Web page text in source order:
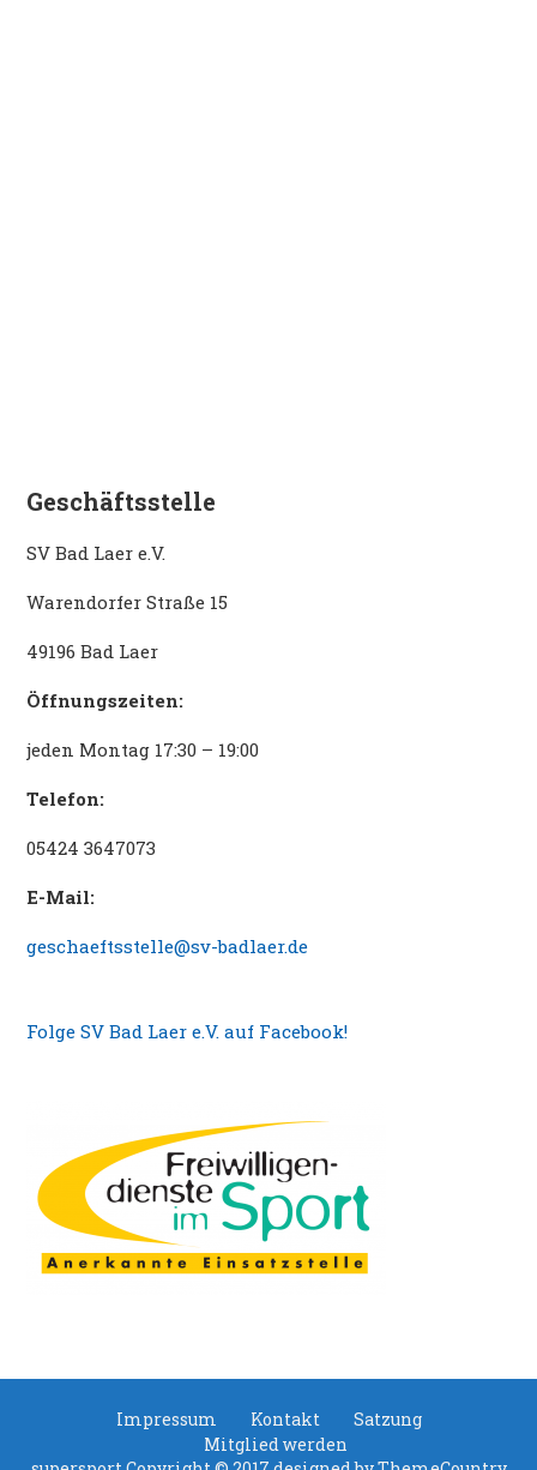
Geschäftsstelle
SV Bad Laer e.V.
Warendorfer Straße 15
49196 Bad Laer
Öffnungszeiten:
jeden Montag 17:30 – 19:00
Telefon:
05424 3647073
E-Mail:
geschaeftsstelle@sv-badlaer.de
Folge SV Bad Laer e.V. auf Facebook!
Impressum Kontakt
Satzung
Mitglied werden